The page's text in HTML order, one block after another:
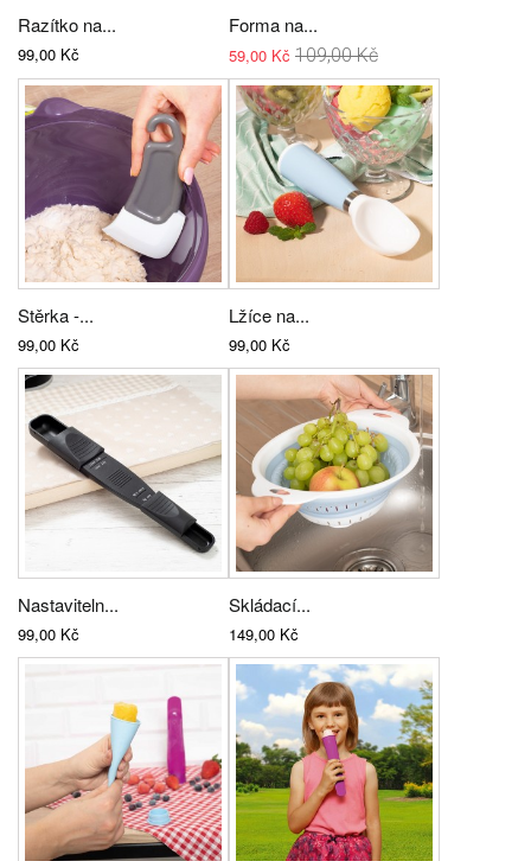
Razítko na...
99,00 Kč
Forma na...
59,00 Kč 109,00 Kč
Stěrka -...
99,00 Kč
Lžíce na...
99,00 Kč
Nastaviteln...
99,00 Kč
Skládací...
149,00 Kč